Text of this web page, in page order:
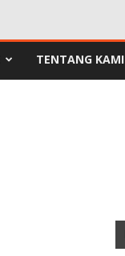
TENTANG KAMI